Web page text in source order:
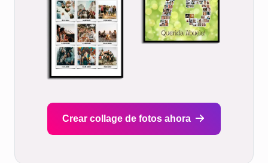
Crear collage de fotos ahora